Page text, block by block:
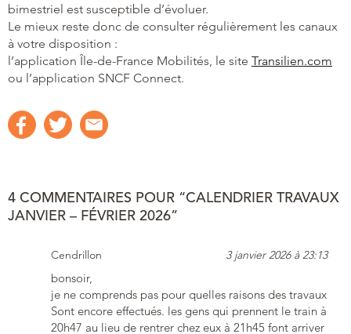
bimestriel est susceptible d’évoluer.
Le mieux reste donc de consulter régulièrement les canaux
à votre disposition :
l’application Île-de-France Mobilités, le site Transilien.com
ou l’application SNCF Connect.
4 COMMENTAIRES POUR “CALENDRIER TRAVAUX
JANVIER – FÉVRIER 2026”
Cendrillon 3 janvier 2026 à 23:13
bonsoir,
je ne comprends pas pour quelles raisons des travaux
Sont encore effectués. les gens qui prennent le train à
20h47 au lieu de rentrer chez eux à 21h45 font arriver